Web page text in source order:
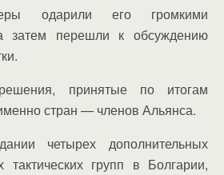
одарили его громкими
затем перешли к обсуждению
принятые по итогам
стран — членов Альянса.
четырех дополнительных
тактических групп в Болгарии,